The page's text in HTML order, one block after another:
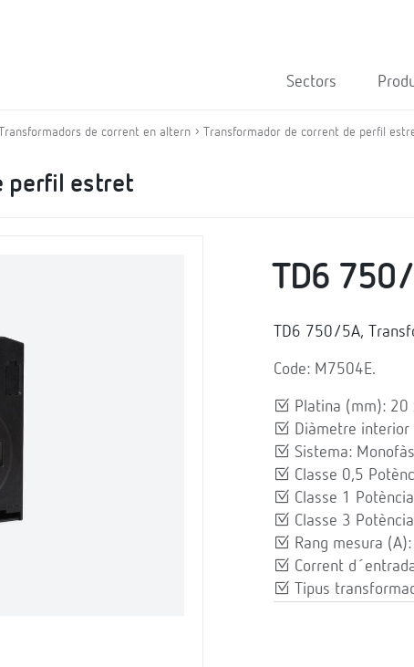
Sectors
Transformadors de corrent en altern Transformador de corrent de perfil
perfil estret
TD6
TD6 750/5A,
Code: M7504E.
Platina (mm):
Diàmetre interior
Sistema:
Classe 0,5
Classe 1
Classe 3
Rang mesura
Corrent
Tipus